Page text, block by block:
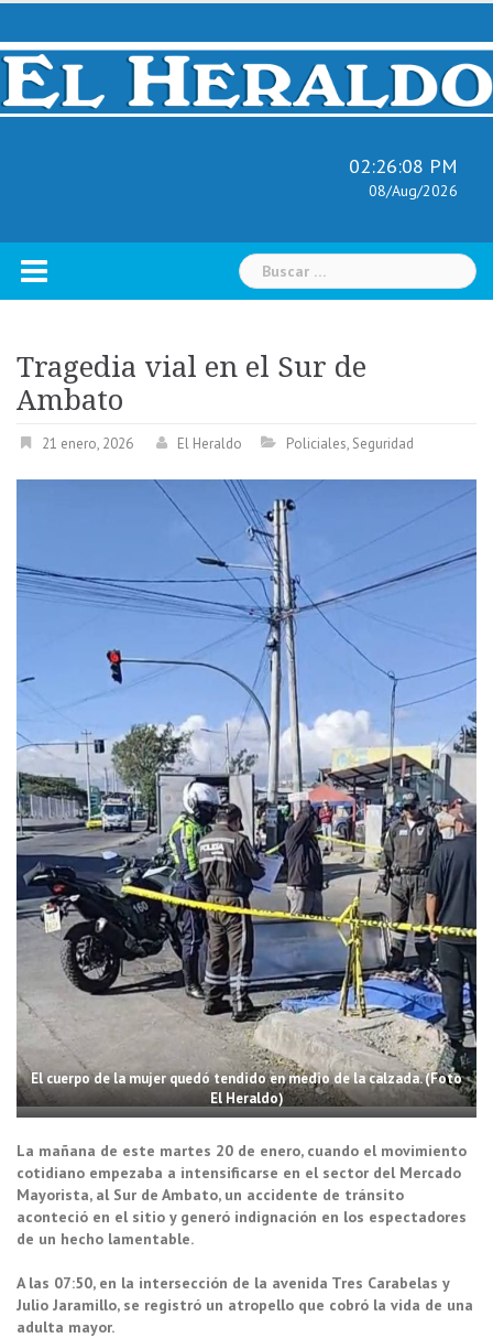
Skip
content
02:26:09 PM
08/Aug/2026
Buscar:
Tragedia vial en el Sur de
Ambato
21 enero, 2026 El Heraldo Policiales, Seguridad
El cuerpo de la mujer quedó tendido en medio de la calzada. (Foto
El Heraldo)
La mañana de este martes 20 de enero, cuando el movimiento
cotidiano empezaba a intensificarse en el sector del Mercado
Mayorista, al Sur de Ambato, un accidente de tránsito
aconteció en el sitio y generó indignación en los espectadores
de un hecho lamentable.
A las 07:50, en la intersección de la avenida Tres Carabelas y
Julio Jaramillo, se registró un atropello que cobró la vida de una
adulta mayor.